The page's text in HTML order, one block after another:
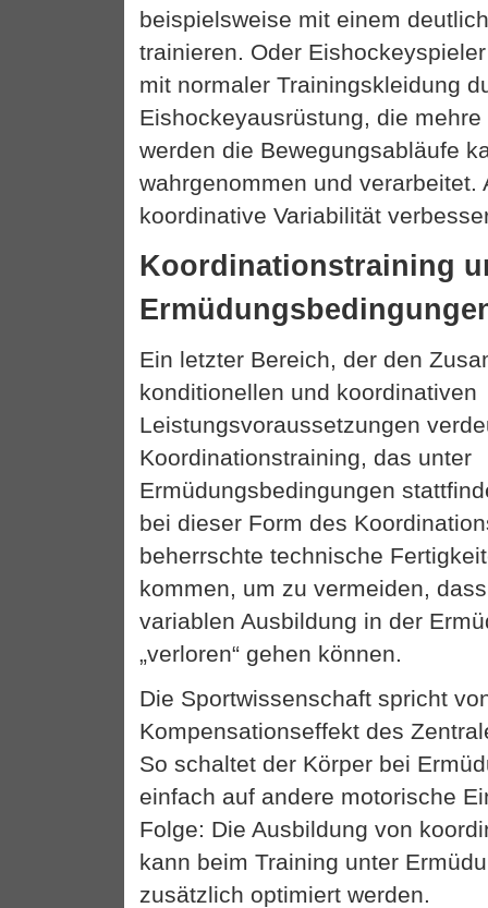
beispielsweise mit einem
trainieren. Oder
mit normaler Trainingskleidung
Eishockeyausrüstung, die
werden die Bewegungsabläufe
wahrgenommen und verarbeitet.
koordinative Variabilität
Koordinationstraining
Ein letzter Bereich, der den
konditionellen und koordinativen
Leistungsvoraussetzungen
Koordinationstraining, das unter
Ermüdungsbedingungen
bei dieser Form des
beherrschte technische
kommen, um zu vermeiden,
variablen Ausbildung in der
„verloren“ gehen können.
Die Sportwissenschaft spricht
Kompensationseffekt des
So schaltet der Körper bei
einfach auf andere motorische
Folge: Die Ausbildung von
kann beim Training unter
zusätzlich optimiert werden.